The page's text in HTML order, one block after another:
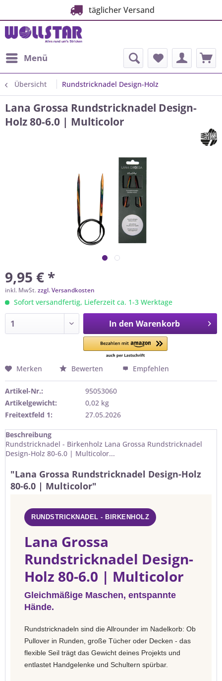
täglicher Versand
Menü
Übersicht Rundstricknadel Design-Holz
Lana Grossa Rundstricknadel Design-
Holz 80-6.0 | Multicolor
9,95 € *
inkl. MwSt.zzgl. Versandkosten
Sofort versandfertig, Lieferzeit ca. 1-3 Werktage
In den Warenkorb
Merken Bewerten Empfehlen
Artikel-Nr.:
95053060
Artikelgewicht:
0,02 kg
Freitextfeld 1:
27.05.2026
Beschreibung
Rundstricknadel - Birkenholz Lana Grossa Rundstricknadel
Design-Holz 80-6.0 | Multicolor...
"Lana Grossa Rundstricknadel Design-Holz
80-6.0 | Multicolor"
RUNDSTRICKNADEL - BIRKENHOLZ
Lana Grossa
Rundstricknadel Design-
Holz 80-6.0 | Multicolor
Gleichmäßige Maschen, entspannte
Hände.
Rundstricknadeln sind die Allrounder im Nadelkorb: Ob
Pullover in Runden, große Tücher oder Decken - das
flexible Seil trägt das Gewicht deines Projekts und
entlastet Handgelenke und Schultern spürbar.